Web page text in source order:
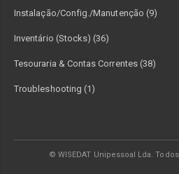
Instalação/Config./Manutenção (9)
Inventário (Stocks) (36)
Tesouraria & Contas Correntes (38)
Troubleshooting (1)
© WISEDAT Unipessoal Lda.